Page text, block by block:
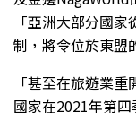
「亞洲大部分國
制，將令位於東盟
「甚至在旅遊業
國家在2021年第